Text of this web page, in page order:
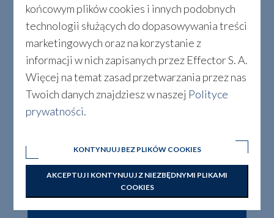
końcowym plików cookies i innych podobnych
technologii służących do dopasowywania treści
marketingowych oraz na korzystanie z
informacji w nich zapisanych przez Effector S. A.
Więcej na temat zasad przetwarzania przez nas
Twoich danych znajdziesz w naszej Polityce
prywatności.
KONTYNUUJ BEZ PLIKÓW COOKIES
AKCEPTUJ I KONTYNUUJ Z NIEZBĘDNYMI PLIKAMI
COOKIES
ZŁOTO SREBRO
SZAMPAN CZARNY